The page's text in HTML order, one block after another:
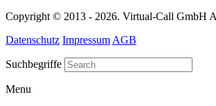
Copyright © 2013 - 2026. Virtual-Call GmbH
Datenschutz Impressum AGB
Suchbegriffe
Menu